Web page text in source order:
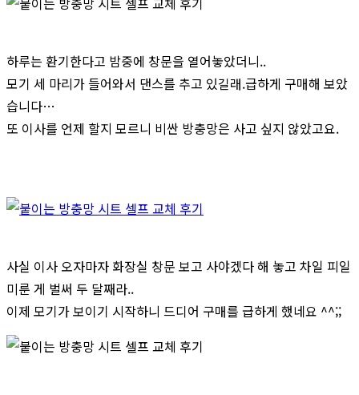
하루는 환기한다고 밤중에 창문을 열어놓았더니..
모기 세 마리가 들어와서 댄스를 추고 있길래.급하게 구매해 보았
습니다…
또 이사를 언제 할지 모르니 비싼 방충망은 사고 싶지 않았고요.
사실 이사 오자마자 화장실 창문 보고 사야겠다 해 놓고 차일 피일
미룬 게 벌써 두 달째라..
이제 모기가 보이기 시작하니 드디어 구매를 급하게 했네요 ^^;;